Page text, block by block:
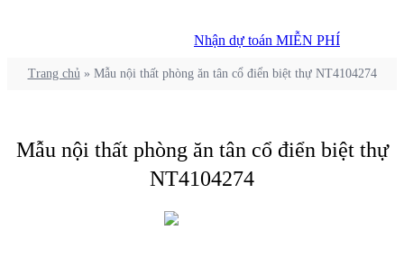
Nhận dự toán MIỄN PHÍ
Trang chủ» Mẫu nội thất phòng ăn tân cổ điển biệt thự NT4104274
Mẫu nội thất phòng ăn tân cổ điển biệt thự
NT4104274